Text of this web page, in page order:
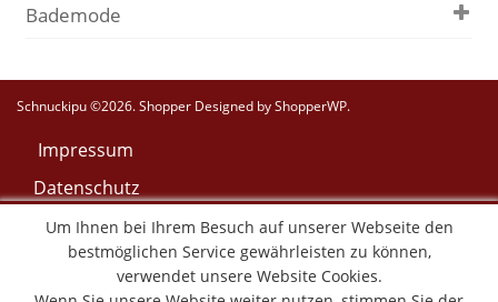
Bademode
Schnuckipu ©2026.ShopperDesigned byShopperWP.
Impressum
Datenschutz
AGB
Widerruf
Um Ihnen bei Ihrem Besuch auf unserer Webseite den
bestmöglichen Service gewährleisten zu können,
verwendet unsere Website Cookies.